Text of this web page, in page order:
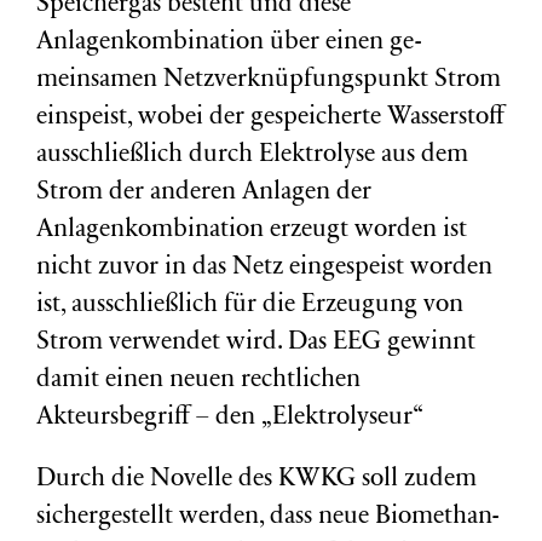
Speichergas besteht und diese
Anlagenkombination über einen ge-
meinsamen Netzverknüpfungspunkt Strom
einspeist, wobei der gespeicherte Wasserstoff
ausschließlich durch Elektrolyse aus dem
Strom der anderen Anlagen der
Anlagenkombination erzeugt worden ist
nicht zuvor in das Netz eingespeist worden
ist, ausschließlich für die Erzeugung von
Strom verwendet wird. Das EEG gewinnt
damit einen neuen rechtlichen
Akteursbegriff – den „Elektrolyseur“
Durch die Novelle des KWKG soll zudem
sichergestellt werden, dass neue Biomethan-